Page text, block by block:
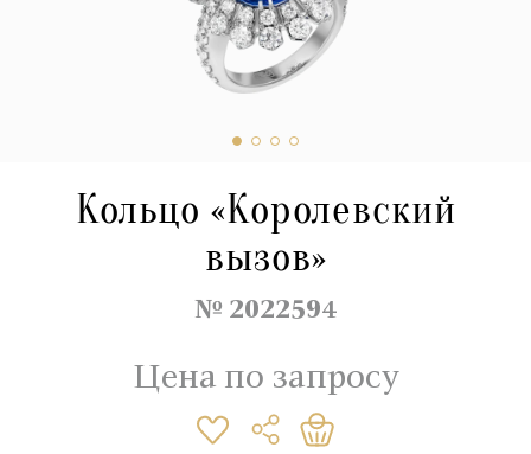
Кольцо «Королевский
вызов»
№ 2022594
Цена по запросу